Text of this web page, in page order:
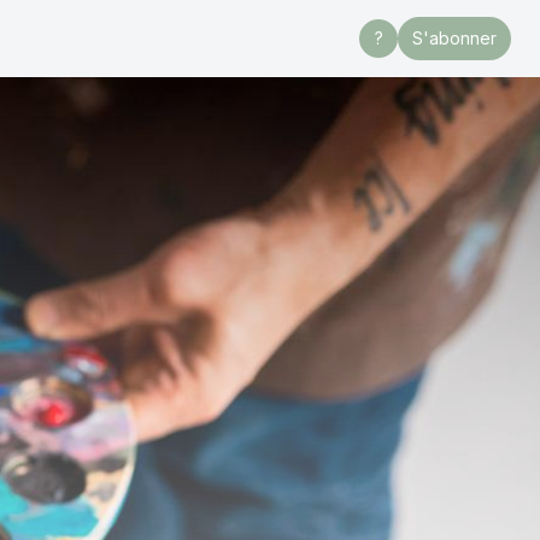
? S'abonner